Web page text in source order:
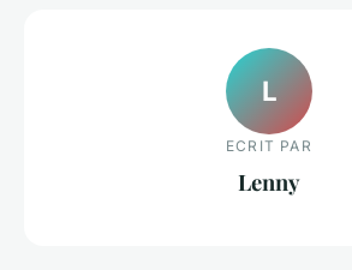
L
ECRIT PAR
Lenny